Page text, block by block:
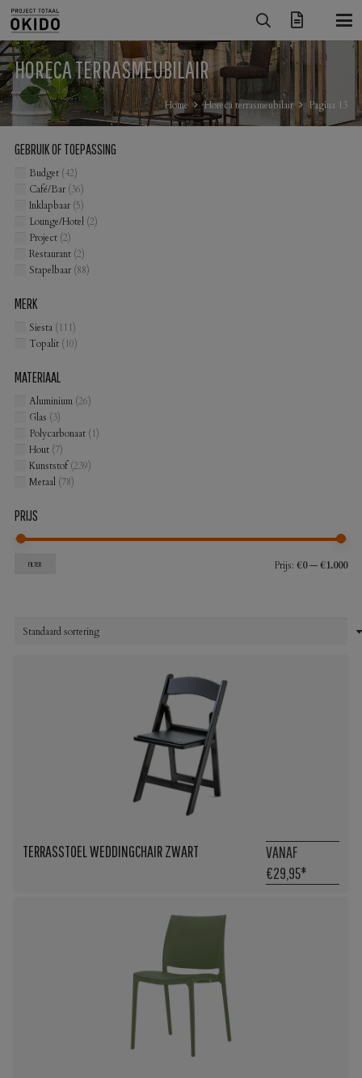
HORECA TERRASMEUBILAIR
Home Horeca terrasmeubilair Pagina 13
GEBRUIK OF TOEPASSING
Budget (42)
Café/Bar (36)
Inklapbaar (5)
Lounge/Hotel (2)
Project (2)
Restaurant (2)
Stapelbaar (88)
MERK
Siesta (111)
Topalit (10)
MATERIAAL
Aluminium (26)
Glas (3)
Polycarbonaat (1)
Hout (7)
Kunststof (239)
Metaal (78)
PRIJS
FILTER Prijs: €0—€1.000
TERRASSTOEL WEDDINGCHAIR ZWART
VANAF
€29,95*